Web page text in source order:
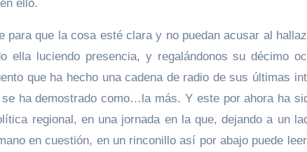
ello.
para que la cosa esté clara y no puedan acusar al
ella luciendo presencia, y regalándonos su décimo
que ha hecho una cadena de radio de sus últimas
se ha demostrado como…la más. Y este por ahora ha
regional, en una jornada en la que, dejando a un
en cuestión, en un rinconillo así por abajo puede